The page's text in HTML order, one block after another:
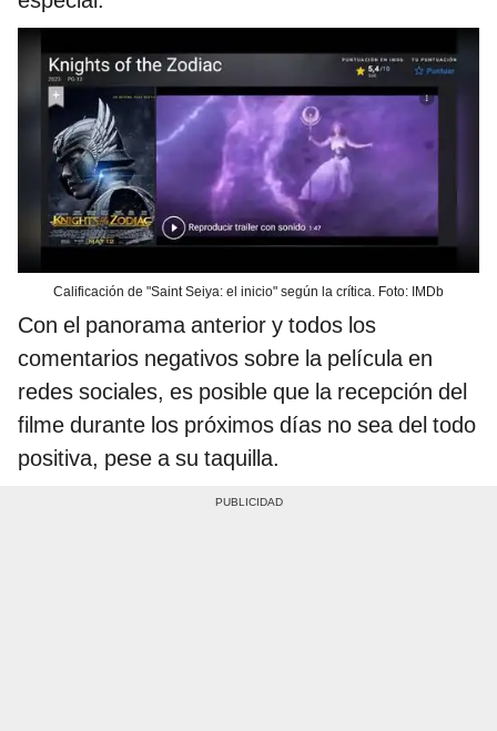
Calificación de "Saint Seiya: el inicio" según la crítica. Foto: IMDb
Con el panorama anterior y todos los
comentarios negativos sobre la película en
redes sociales, es posible que la recepción del
filme durante los próximos días no sea del todo
positiva, pese a su taquilla.